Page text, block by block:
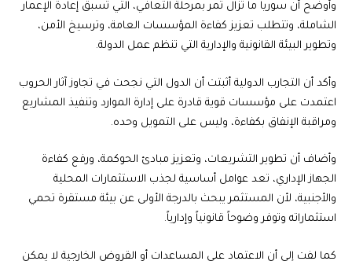
وأوضح أن سوريا ما تزال تمر بمرحلة التعافي، التي تسبق إعادة الإعمار
الشاملة، وتتطلب تعزيز كفاءة المؤسسات العامة، وترسيخ الأمن،
وتطوير البيئة القانونية والإدارية التي تنظم عمل الدولة.
وأكد أن التجارب الدولية أثبتت أن الدول التي نجحت في تجاوز آثار الحروب
اعتمدت على مؤسسات قوية قادرة على إدارة الموارد وتنفيذ المشاريع
ومراقبة الإنفاق بكفاءة، وليس على التمويل وحده.
وأضاف أن تطوير التشريعات، وتعزيز مبادئ الحوكمة، ورفع كفاءة
الجهاز الإداري، تعد عوامل أساسية لجذب الاستثمارات المحلية
والأجنبية، لأن المستثمر يبحث بالدرجة الأولى عن بيئة مستقرة تحمي
استثماراته وتوفر وضوحاً قانونياً وإدارياً.
كما لفت إلى أن الاعتماد على المساعدات أو القروض الخارجية لا يمكن